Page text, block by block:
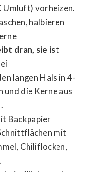
Umluft) vorheizen.
halbieren
dran, sie ist
langen Hals in 4-
und die Kerne aus
Backpapier
mit
Chiliflocken,